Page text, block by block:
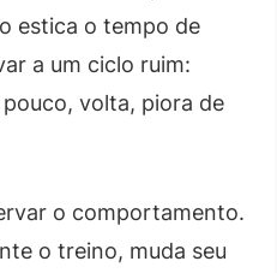
estica o tempo de
a um ciclo ruim:
volta, piora de
o comportamento.
o treino, muda seu